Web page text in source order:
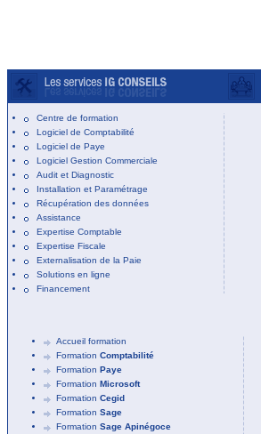
Centre de formation
Logiciel de Comptabilité
Logiciel de Paye
Logiciel Gestion Commerciale
Audit et Diagnostic
Installation et Paramétrage
Récupération des données
Assistance
Expertise Comptable
Expertise Fiscale
Externalisation de la Paie
Solutions en ligne
Financement
Accueil formation
Formation Comptabilité
Formation Paye
Formation Microsoft
Formation Cegid
Formation Sage
Formation Sage Apinégoce